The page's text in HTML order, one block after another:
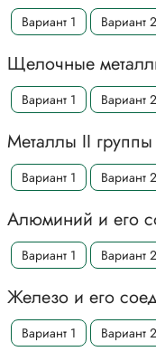
Вариант 1 Вариант 2
Щелочные
Вариант 1 Вариант 2
Металлы II
Вариант 1 Вариант 2
Алюминий и его
Вариант 1 Вариант 2
Железо и его
Вариант 1 Вариант 2